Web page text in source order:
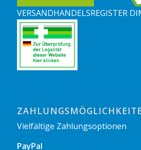
VERSANDHANDELSREGISTER
Vielfältige Zahlungsoptionen
PayPal